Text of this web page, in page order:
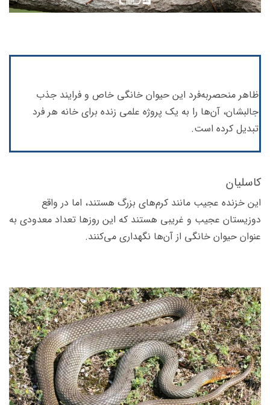
ظاهر منحصربه‌فرد این حیوان خانگی خاص و فرایند جذب
جالبشان، آن‌ها را به یک پروژه علمی زنده برای خانه هر فرد
تبدیل کرده است.
کاسلیان
این خزنده عجیب مانند کرم‌های بزرگ هستند، اما در واقع
دوزیستان عجیب و غریبی هستند که این روزها تعداد معدودی به
عنوان حیوان خانگی از آن‌ها نگهداری می‌کنند.